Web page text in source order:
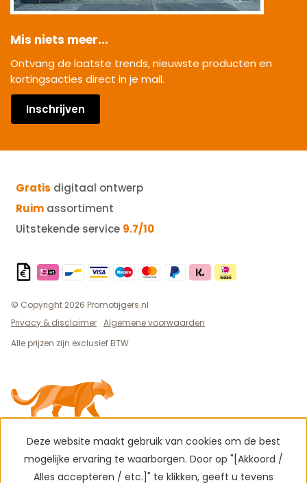
Mis niets meer...
Ontvang de laatste trends, nieuwste producten en
kortingsacties direct in je mail.
Inschrijven
Gratis digitaal ontwerp
Ruim assortiment
Uitstekende service 9.7/10
© Copyright 2026 Promotijgers.nl
Privacy & disclaimer Algemene voorwaarden
Alle prijzen zijn exclusief BTW
Deze website maakt gebruik van cookies om de best
mogelijke ervaring te waarborgen. Door op "[Akkoord /
Alles accepteren / etc.]" te klikken, geeft u tevens